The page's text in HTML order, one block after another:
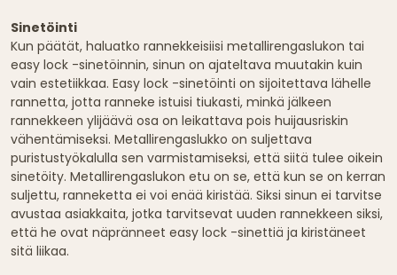
Sinetöinti
Kun päätät, haluatko rannekkeisiisi metallirengaslukon tai
easy lock -sinetöinnin, sinun on ajateltava muutakin kuin
vain estetiikkaa. Easy lock -sinetöinti on sijoitettava lähelle
rannetta, jotta ranneke istuisi tiukasti, minkä jälkeen
rannekkeen ylijäävä osa on leikattava pois huijausriskin
vähentämiseksi. Metallirengaslukko on suljettava
puristustyökalulla sen varmistamiseksi, että siitä tulee oikein
sinetöity. Metallirengaslukon etu on se, että kun se on kerran
suljettu, ranneketta ei voi enää kiristää. Siksi sinun ei tarvitse
avustaa asiakkaita, jotka tarvitsevat uuden rannekkeen siksi,
että he ovat näpränneet easy lock -sinettiä ja kiristäneet
sitä liikaa.